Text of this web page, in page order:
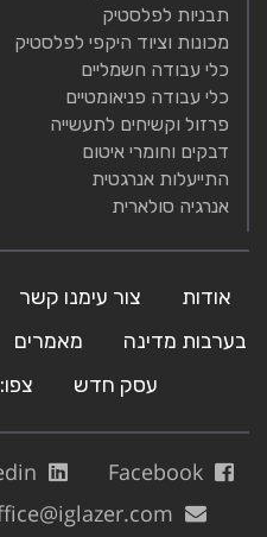
תבניות לפלסטיק
מכונות וציוד היקפי לפלסטיק
כלי עבודה חשמליים
כלי עבודה פניאומטיים
פרזול וקשיחים לתעשייה
דבקים וחומרי איטום
התייעלות אנרגטית
אנרגיה סולארית
אודות צור עימנו קשר
בערבות מדינה
מאמרים
עסק חדש
Facebook